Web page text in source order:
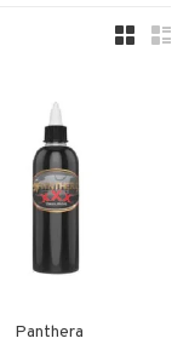
Panthera